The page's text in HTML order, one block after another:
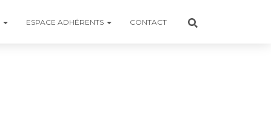
ESPACE ADHÉRENTS CONTACT